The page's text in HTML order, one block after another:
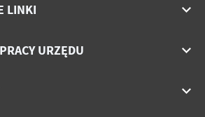
LINKI
URZĘDU